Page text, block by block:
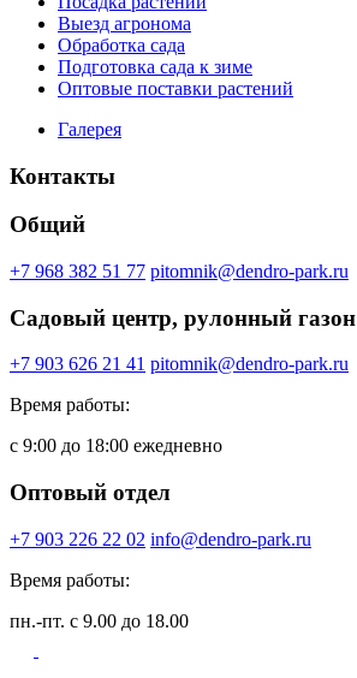
Выезд агронома
Обработка сада
Подготовка сада к зиме
Оптовые поставки растений
Галерея
Контакты
Общий
+7 968 382 51 77 pitomnik@dendro-park.ru
Садовый центр, рулонный газон
+7 903 626 21 41 pitomnik@dendro-park.ru
Время работы:
с 9:00 до 18:00 ежедневно
Оптовый отдел
+7 903 226 22 02 info@dendro-park.ru
Время работы:
пн.-пт. с 9.00 до 18.00